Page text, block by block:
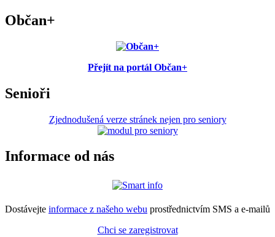
Občan+
Přejít na portál Občan+
Senioři
Zjednodušená verze stránek nejen pro seniory
Informace od nás
Dostávejte informace z našeho webu prostřednictvím SMS a e-mailů
Chci se zaregistrovat